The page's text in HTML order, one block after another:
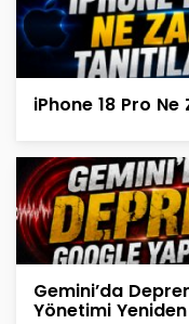
iPhone 18 Pro Ne
Gemini’da
Yönetimi